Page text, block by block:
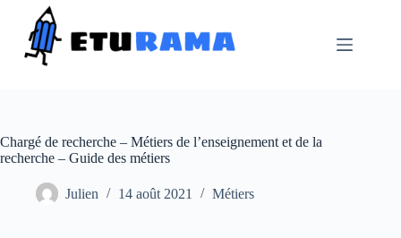
contenu
Chargé de recherche – Métiers de l’enseignement et de la
recherche – Guide des métiers
Julien 14 août 2021 Métiers